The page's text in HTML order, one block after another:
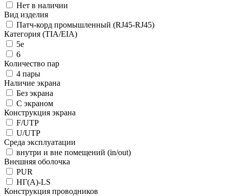
Нет в наличии
Вид изделия
Патч-корд промышленный (RJ45-RJ45)
Категория (TIA/EIA)
5e
6
Количество пар
4 пары
Наличие экрана
Без экрана
С экраном
Конструкция экрана
F/UTP
U/UTP
Среда эксплуатации
внутри и вне помещений (in/out)
Внешняя оболочка
PUR
НГ(А)-LS
Конструкция проводников